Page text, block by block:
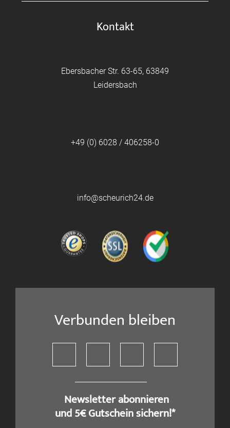
Kontakt
Ebersbacher Str. 63-65, 63849
Leidersbach
+49 (0) 6028 / 406258-0
info@scheurich24.de
Verbunden bleiben
​ Newsletter abonnieren
und 5€ Gutschein sichern!*